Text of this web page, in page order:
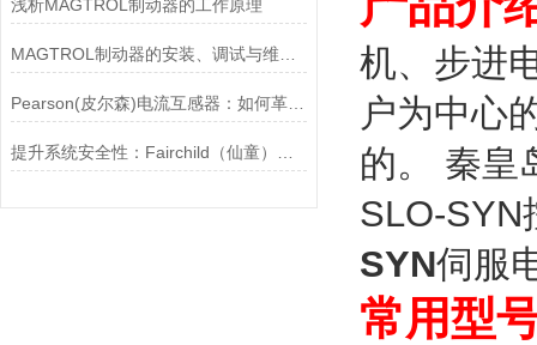
浅析MAGTROL制动器的工作原理
Pearson(皮尔森)电流互感器：如何革新电力监控？
机、步进
户为中心
的。 秦皇
SLO-SYN
SYN伺服
常用型